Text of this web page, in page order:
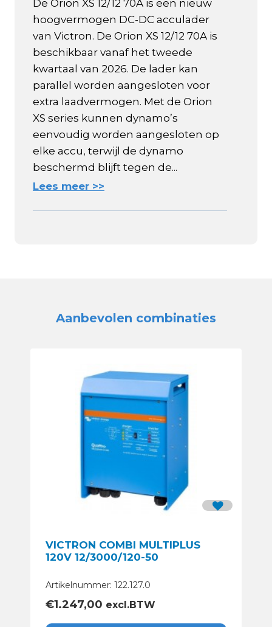
De Orion XS 12/12 70A is een nieuw
hoogvermogen DC-DC acculader
van Victron. De Orion XS 12/12 70A is
beschikbaar vanaf het tweede
kwartaal van 2026. De lader kan
parallel worden aangesloten voor
extra laadvermogen. Met de Orion
XS series kunnen dynamo’s
eenvoudig worden aangesloten op
elke accu, terwijl de dynamo
beschermd blijft tegen de...
Lees meer >>
Aanbevolen combinaties
VICTRON COMBI MULTIPLUS
120V 12/3000/120-50
Artikelnummer: 122.127.0
€1.247,00 excl.BTW